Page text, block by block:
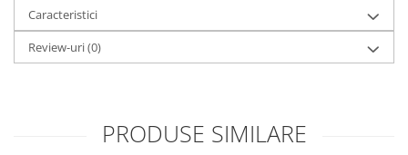
Caracteristici
Review-uri(0)
PRODUSE SIMILARE